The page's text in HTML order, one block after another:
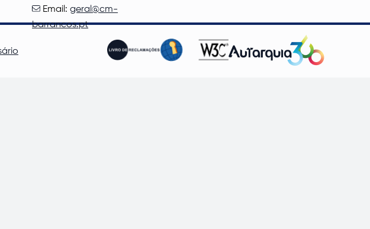
Email:geral@cm-
barrancos.pt